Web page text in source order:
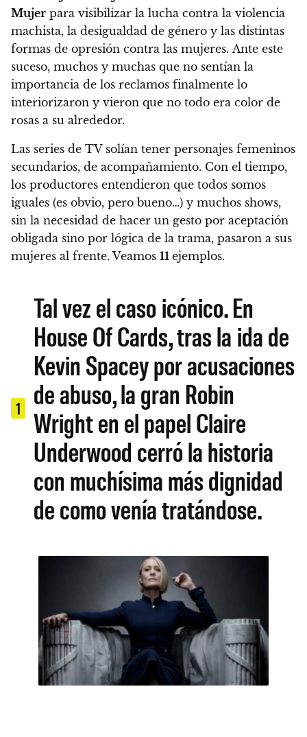
Mujer para visibilizar la lucha contra la violencia
machista, la desigualdad de género y las distintas
formas de opresión contra las mujeres. Ante este
suceso, muchos y muchas que no sentían la
importancia de los reclamos finalmente lo
interiorizaron y vieron que no todo era color de
rosas a su alrededor.
Las series de TV solían tener personajes femeninos
secundarios, de acompañamiento. Con el tiempo,
los productores entendieron que todos somos
iguales (es obvio, pero bueno…) y muchos shows,
sin la necesidad de hacer un gesto por aceptación
obligada sino por lógica de la trama, pasaron a sus
mujeres al frente. Veamos 11 ejemplos.
1
Tal vez el caso icónico. En
House Of Cards, tras la ida de
Kevin Spacey por acusaciones
de abuso, la gran Robin
Wright en el papel Claire
Underwood cerró la historia
con muchísima más dignidad
de como venía tratándose.